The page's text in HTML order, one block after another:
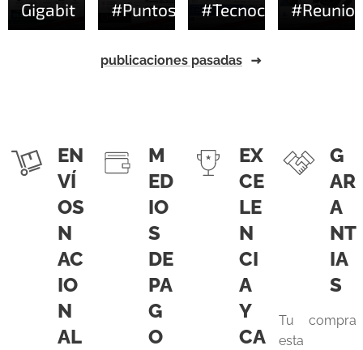
Gigabit
#PuntosDeAcceso#Tecnocompras
publicaciones pasadas
EN
VÍ
OS
N
AC
IO
N
AL
M
ED
IO
S
DE
PA
G
O
EX
CE
LE
N
CI
A
Y
CA
G
AR
A
NT
IA
S
Tu compra
esta